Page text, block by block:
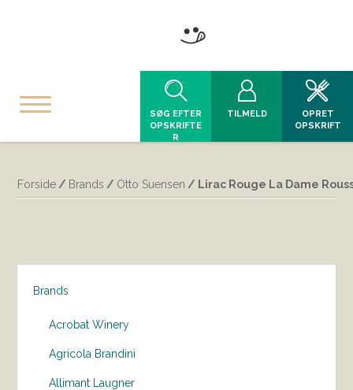
SØG EFTER
OPSKRIFTE
R
TILMELD
OPRET
OPSKRIFT
Forside / Brands / Otto Suensen / Lirac Rouge La Dame
Brands
Acrobat Winery
Agricola Brandini
Allimant Laugner